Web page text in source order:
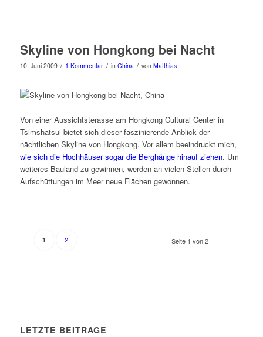
Skyline von Hongkong bei Nacht
10. Juni 2009 / 1 Kommentar / in China / von Matthias
Von einer Aussichtsterasse am Hongkong Cultural Center in
Tsimshatsui bietet sich dieser faszinierende Anblick der
nächtlichen Skyline von Hongkong. Vor allem beeindruckt mich,
wie sich die Hochhäuser sogar die Berghänge hinauf ziehen. Um
weiteres Bauland zu gewinnen, werden an vielen Stellen durch
Aufschüttungen im Meer neue Flächen gewonnen.
Seite 1 von 2
1 2
LETZTE BEITRÄGE